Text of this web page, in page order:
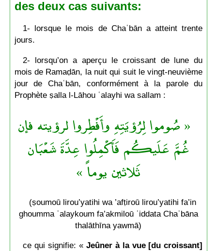
des deux cas suivants:
1- lorsque le mois de Chaʿbān a atteint trente
jours.
2- lorsqu’on a aperçu le croissant de lune du
mois de Ramaḍān, la nuit qui suit le vingt-neuvième
jour de Chaʿbān, conformément à la parole du
Prophète ṣalla l-Lāhou ʿalayhi wa sallam :
« صُوموا لِرُؤيَتِهِ وأَفْطِروا لرؤيته فإن
غُمَّ عَلَيكُم فَأَكْمِلُوا عِدَّةَ شَعْبَان
ثَلاثين يوماً »
(ṣoumoū lirou’yatihi wa ’afṭiroū lirou’yatihi fa’in
ghoumma ʿalaykoum fa’akmiloū ʿiddata Chaʿbāna
thalāthīna yawmā)
ce qui signifie: « Jeûner à la vue [du croissant]